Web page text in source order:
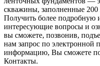
скважины, заполненные
Получить более подробную
интересующие вопросы и
вы сможете, позвонив,
нам запрос по электронной
информацию, Вы сможете
Контакты.